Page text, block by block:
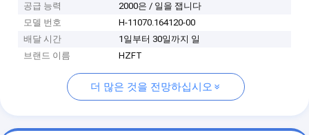
공급 능력
2000은 / 일을 잽니다
모델 번호
H-11070.164120-00
배달 시간
1일부터 30일까지 일
브랜드 이름
HZFT
더 많은 것을 전망하십시오